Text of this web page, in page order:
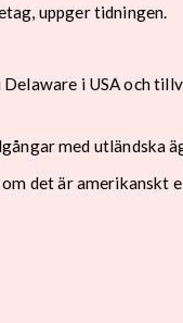
uppger tidningen.
i USA och
med utländska
det är amerikanskt